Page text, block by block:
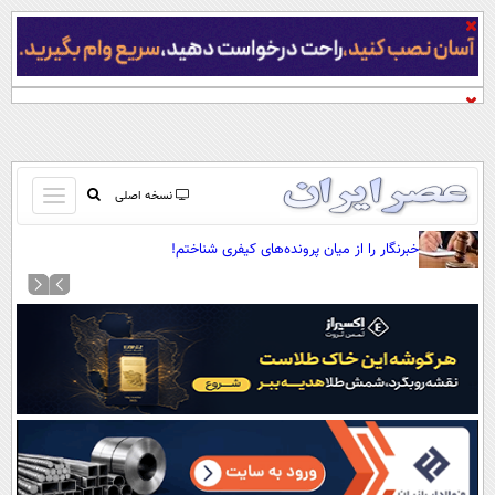
نسخه اصلی
باز
و
کردن
صفحه اول
آرشیو
نظرسنجی
آب و هوا
اوقات شرعی
سواد زندگی
خبرنگار را از میان پرونده‌های کیفری شناختم!